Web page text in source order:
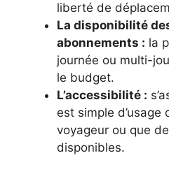
liberté de
La disponibilité
abonnements : la
journée ou multi-
le budget.
L’accessibilité :
est simple d’usage
voyageur ou que
disponibles.